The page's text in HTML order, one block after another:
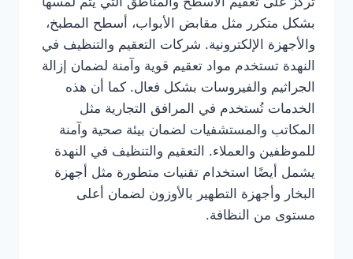
بشكل متكرر مثل مقابض الأبواب، أسطح المطبخ،
والأجهزة الإلكترونية. شركات التعقيم والتنظيف في
النهدة تستخدم مواد تعقيم قوية وآمنة لضمان إزالة
الجراثيم والفيروسات بشكل فعال. كما أن هذه
الخدمات تُستخدم في المرافق التجارية مثل
المكاتب والمستشفيات لضمان بيئة صحية وآمنة
للموظفين والعملاء. التعقيم والتنظيف في النهدة
يشمل أيضًا استخدام تقنيات متطورة مثل أجهزة
البخار وأجهزة التطهير بالأوزون لضمان أعلى
مستوى من النظافة.